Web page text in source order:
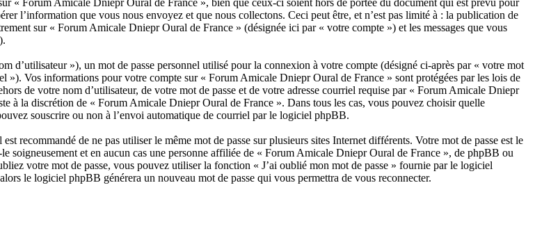
« Forum Amicale Dniepr Oural de France », bien que ceux-ci soient hors de portée du document qui est prévu pour
l’information que vous nous envoyez et que nous collectons. Ceci peut être, et n’est pas limité à : la publication de
sur « Forum Amicale Dniepr Oural de France » (désignée ici par « votre compte ») et les messages que vous
d’utilisateur »), un mot de passe personnel utilisé pour la connexion à votre compte (désigné ci-après par « votre mot
»). Vos informations pour votre compte sur « Forum Amicale Dniepr Oural de France » sont protégées par les lois de
de votre nom d’utilisateur, de votre mot de passe et de votre adresse courriel requise par « Forum Amicale Dniepr
à la discrétion de « Forum Amicale Dniepr Oural de France ». Dans tous les cas, vous pouvez choisir quelle
souscrire ou non à l’envoi automatique de courriel par le logiciel phpBB.
recommandé de ne pas utiliser le même mot de passe sur plusieurs sites Internet différents. Votre mot de passe est le
soigneusement et en aucun cas une personne affiliée de « Forum Amicale Dniepr Oural de France », de phpBB ou
votre mot de passe, vous pouvez utiliser la fonction « J’ai oublié mon mot de passe » fournie par le logiciel
le logiciel phpBB générera un nouveau mot de passe qui vous permettra de vous reconnecter.